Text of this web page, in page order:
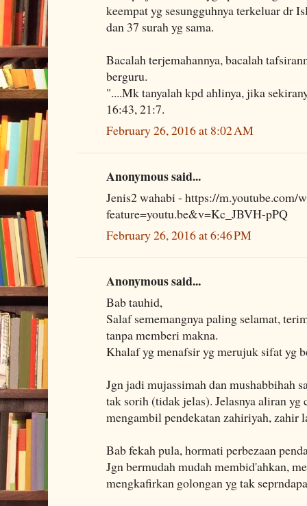
keempat yg sesungguhnya terkeluar dr
dan 37 surah yg sama.
Bacalah terjemahannya, bacalah
berguru.
"....Mk tanyalah kpd ahlinya, jika
16:43, 21:7.
February 26, 2016 at 8:02 AM
Anonymous said...
Jenis2 wahabi - https://m.youtube.com/
feature=youtu.be&v=Kc_JBVH-pPQ
February 26, 2016 at 6:46 PM
Anonymous said...
Bab tauhid,
Salaf sememangnya paling selamat,
tanpa memberi makna.
Khalaf yg menafsir yg merujuk sifat yg
Jgn jadi mujassimah dan mushabbihah
tak sorih (tidak jelas). Jelasnya aliran yg
mengambil pendekatan zahiriyah, zahir
Bab fekah pula, hormati perbezaan
Jgn bermudah mudah membid'ahkan,
mengkafirkan golongan yg tak